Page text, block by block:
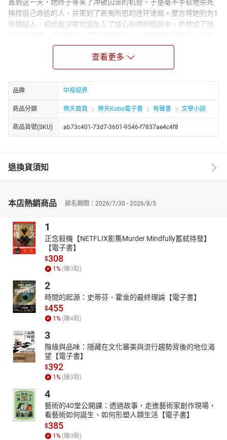
直到这一天，她终于等来了冲破囚笼的机会，于是毫不手软地杀死
操控自己命运的人，并策划了匪夷所思的连环诡局。警方将她列为1
号嫌疑人，却丝毫没察觉到坠入了精心布控的诡局中，俨然成了她
竟设下怎样的骇人诡局？警方能解开诡局及背后不为人知的秘密
诸葛宇聪，黑龙江人，中国青少年作家协会会员，擅长悬疑推理小
说创作，2010年至今已签约出版《藏戒》，《驼皮地图》，《雨夜
连环凶杀》《神鹰王冠》《贝多芬的救赎》等多部长篇小说。
变。
查看更多
品牌 中视视界
商品分類 樂天首頁 樂天Kobo電子書 有聲書 文學小說
商品貨號(SKU) ab73c401-73d7-3601-9546-f7837ae4c4f8
退換貨須知
本店熱銷商品 排名期間：2026/7/30 - 2026/8/5
1
正念殺機【NETFLIX影集Murder Mindfully蓄弒待發】
【電子書】
$308
1 % (賺3點)
2
時間的起源：史蒂芬．霍金的最終理論【電子書】
$455
1 % (賺4點)
3
階級與品味：隱藏在文化審美與流行趨勢背後的地位渴
望【電子書】
$392
1 % (賺3點)
4
藝術的40堂公開課：透過故事，走進藝術家創作現場，
看藝術如何誕生、如何形塑人類生活【電子書】
$385
1 % (賺3點)